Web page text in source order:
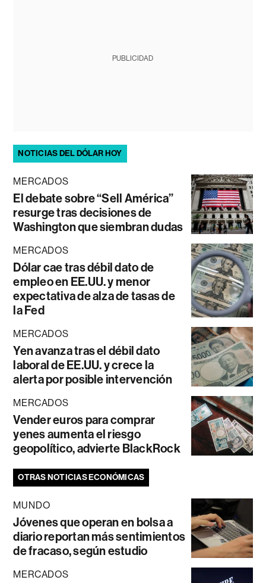
PUBLICIDAD
NOTICIAS DEL DÓLAR HOY
MERCADOS
El debate sobre “Sell América”
resurge tras decisiones de
Washington que siembran dudas
MERCADOS
Dólar cae tras débil dato de
empleo en EE.UU. y menor
expectativa de alza de tasas de
la Fed
MERCADOS
Yen avanza tras el débil dato
laboral de EE.UU. y crece la
alerta por posible intervención
MERCADOS
Vender euros para comprar
yenes aumenta el riesgo
geopolítico, advierte BlackRock
OTRAS NOTICIAS ECONÓMICAS
MUNDO
Jóvenes que operan en bolsa a
diario reportan más sentimientos
de fracaso, según estudio
MERCADOS